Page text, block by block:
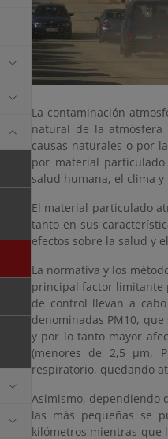
La contaminación
natural de la atmósfera
causas naturales o por
por material
salud humana, el clima y
El material particulado
tanto en sus
efectos sobre la salud y
La normativa y los
principal factor limitante
de control llevan a
denominadas PM10,
y por lo tanto mayor
(menores de 2,5 µm,
respiratorio, quedando
Asimismo, dependiendo
las más pequeñas se
kilómetros mientras que